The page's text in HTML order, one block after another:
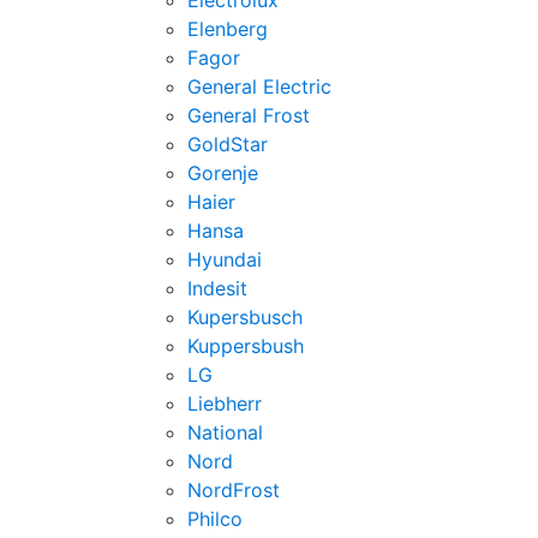
Elenberg
Fagor
General Electric
General Frost
GoldStar
Gorenje
Haier
Hansa
Hyundai
Indesit
Kupersbusch
Kuppersbush
LG
Liebherr
National
Nord
NordFrost
Philco